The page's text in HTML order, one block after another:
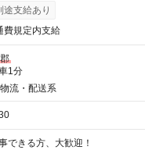
途支給あり
費規定内支給
1分
流・配送系
できる方、大歓迎！